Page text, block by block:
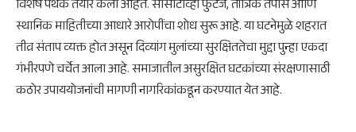
विशेष पथके तयार केली आहेत. सीसीटीव्ही फुटेज, तांत्रिक तपास आणि
स्थानिक माहितीच्या आधारे आरोपींचा शोध सुरू आहे. या घटनेमुळे शहरात
तीव्र संताप व्यक्त होत असून दिव्यांग मुलांच्या सुरक्षिततेचा मुद्दा पुन्हा एकदा
गंभीरपणे चर्चेत आला आहे. समाजातील असुरक्षित घटकांच्या संरक्षणासाठी
कठोर उपाययोजनांची मागणी नागरिकांकडून करण्यात येत आहे.